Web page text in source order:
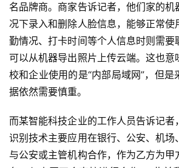
首
页
业
名品牌商。商家告诉记者，他们家的
况下录入和删除人脸信息，能够正常使
勤情况、打卡时间等个人信息时则需要
可以从机器导出照片上传云端。这也意
校和企业使用的是“内部局域网”，但
据依然需要慎重。
而某智能科技企业的工作人员告诉记者
识别技术主要应用在银行、公安、机场
与公安或主管机构合作，作为乙方为甲